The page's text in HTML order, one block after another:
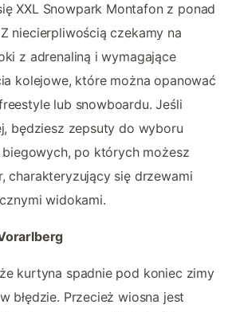
XXL Snowpark Montafon z ponad
niecierpliwością czekamy na
z adrenaliną i wymagające
kolejowe, które można opanować
lub snowboardu. Jeśli
będziesz zepsuty do wyboru
po których możesz
charakteryzujący się drzewami
widokami.
kurtyna spadnie pod koniec zimy
błędzie. Przecież wiosna jest